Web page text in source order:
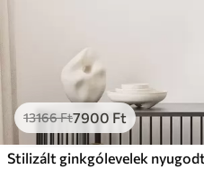
Eco-Prémium
Tól12405Ft
✓Élénk, gazdag színek
✓Fakulásálló
13166Ft7900 Ft